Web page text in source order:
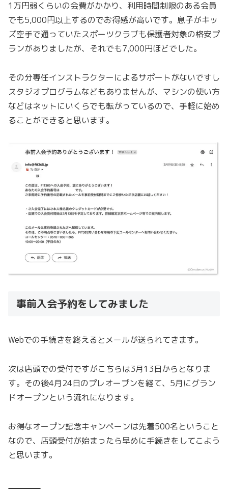
1万円弱くらいの会費がかかり、利用時間制限のある会員
でも5,000円以上するのでお得感が高いです。息子がキッ
ズ空手で通っていたスポーツクラブも保護者対象の格安プ
ランがありましたが、それでも7,000円ほどでした。
その分専任インストラクターによるサポートがないですし
スタジオプログラムなどもありませんが、マシンの使い方
などはネットにいくらでも転がっているので、手軽に始め
ることができると思います。
事前入会予約をしてみました
Webでの手続きを終えるとメールが送られてきます。
次は店頭での受付ですがこちらは3月13日からとなりま
す。その後4月24日のプレオープンを経て、5月にグラン
ドオープンという流れになります。
お得なオープン記念キャンペーンは先着500名ということ
なので、店頭受付が始まったら早めに手続きをしてこよう
と思います。